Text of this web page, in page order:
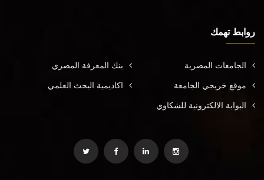
روابط تهمك
الجامعات المصرية بنك المعرفة المصري
موقع خريجي الجامعة اكاديمية البحث العلمي
البوابة الالكترونية للشكاوي